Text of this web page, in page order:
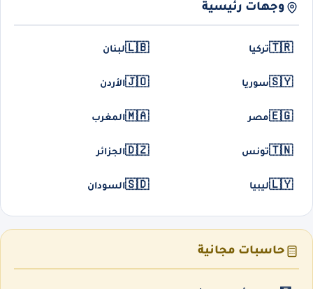
وجهات رئيسية
🇹🇷تركيا 🇱🇧لبنان
🇸🇾سوريا 🇯🇴الأردن
🇪🇬مصر 🇲🇦المغرب
🇹🇳تونس 🇩🇿الجزائر
🇱🇾ليبيا 🇸🇩السودان
حاسبات مجانية